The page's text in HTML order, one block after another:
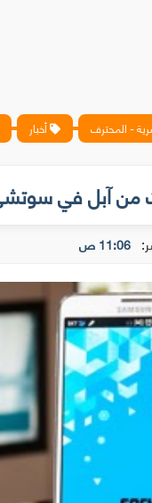
- المحترف أخبار
آبل في سوتشي
11:06 ص